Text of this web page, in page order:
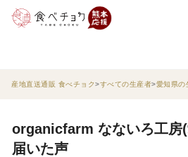
産地直送通販 食べチョク すべての生産者 愛知県の
organicfarm なないろ工房
届いた声